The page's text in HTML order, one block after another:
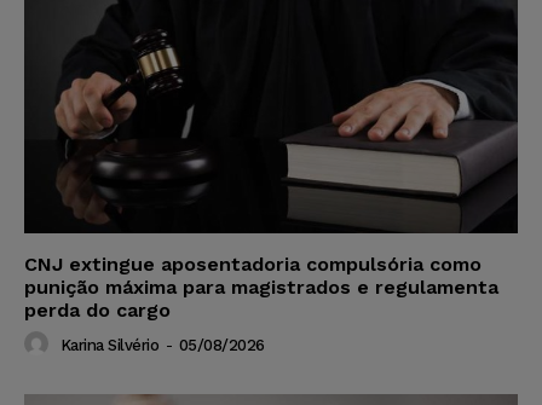
CNJ extingue aposentadoria compulsória como
punição máxima para magistrados e regulamenta
perda do cargo
Karina Silvério - 05/08/2026